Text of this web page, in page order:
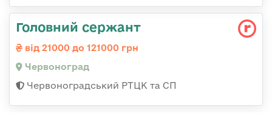
Головний сержант
від 21000 до 121000 грн
Червоноград
Червоноградський РТЦК та СП